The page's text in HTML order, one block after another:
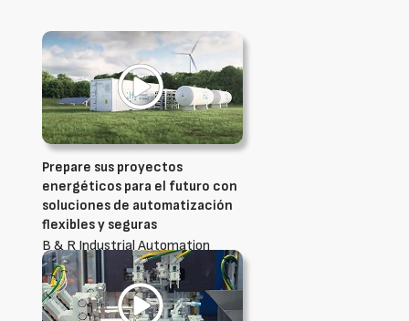
Prepare sus proyectos
energéticos para el futuro con
soluciones de automatización
flexibles y seguras
B & R Industrial Automation
Ibérica, S.L.U.